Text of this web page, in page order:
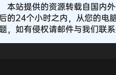
本站提供的资源转载自国内
的24个小时之内，从您的
如有侵权请邮件与我们联